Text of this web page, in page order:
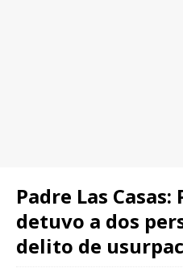
Padre Las Casas:
detuvo a dos
delito de